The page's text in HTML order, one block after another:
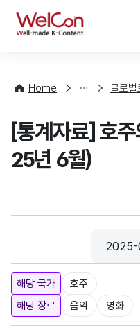
WelCon
Home
향
계
글로벌
[통계자료] 호
25년 6월)
등록일
해당 국가
호주
해당 장르
음악 영화